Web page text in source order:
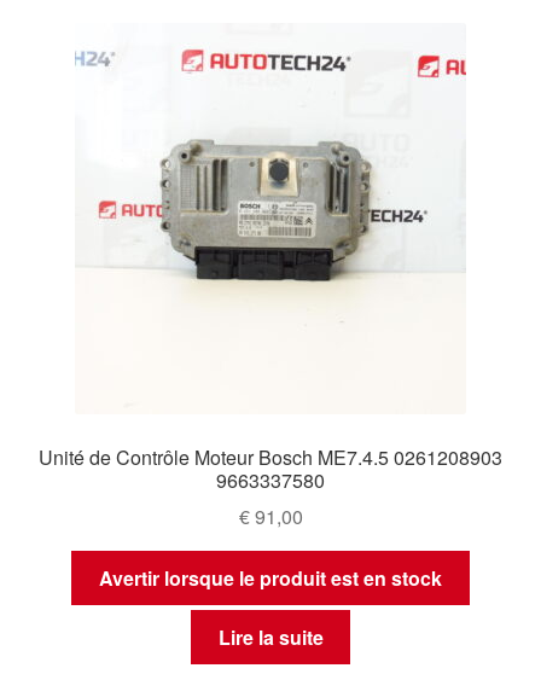
Unité de Contrôle Moteur Bosch ME7.4.5 0261208903
9663337580
€91,00
Avertir lorsque le produit est en stock
Lire la suite